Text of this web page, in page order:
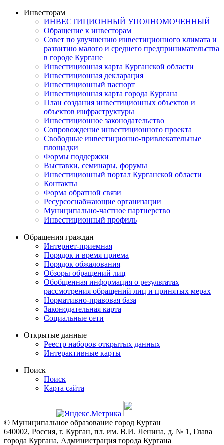
Инвесторам
ИНВЕСТИЦИОННЫЙ УПОЛНОМОЧЕННЫЙ
Обращение к инвесторам
Совет по улучшению инвестиционного климата и
развитию малого и среднего предпринимательства
в городе Кургане
Инвестиционная карта Курганской области
Инвестиционная декларация
Инвестиционный паспорт
Инвестиционная карта города Кургана
План создания инвестиционных объектов и
объектов инфраструктуры
Инвестиционное законодательство
Сопровождение инвестиционного проекта
Свободные инвестиционно-привлекательные
площадки
Формы поддержки
Выставки, семинары, форумы
Инвестиционный портал Курганской области
Контакты
Форма обратной связи
Ресурсоснабжающие организации
Муниципально-частное партнерство
Инвестиционный профиль
Обращения граждан
Интернет-приемная
Порядок и время приема
Порядок обжалования
Обзоры обращений лиц
Обобщенная информация о результатах
рассмотрения обращений лиц и принятых мерах
Нормативно-правовая база
Законодательная карта
Социальные сети
Открытые данные
Реестр наборов открытых данных
Интерактивные карты
Поиск
Поиск
Карта сайта
© Муниципальное образование город Курган
640002, Россия, г. Курган, пл. им. В.И. Ленина, д. № 1, Глава
города Кургана, Администрация города Кургана